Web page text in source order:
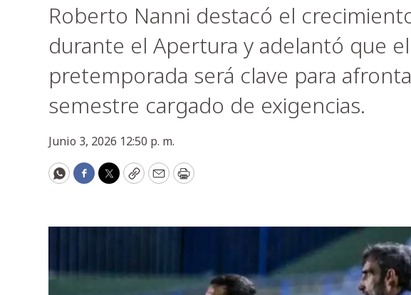
Roberto Nanni destacó el
durante el Apertura y adelantó que
pretemporada será clave para
semestre cargado de exigencias.
Junio 3, 2026 12:50 p. m.
WhatsApp
Facebook
Twitter
CopyEmailPrint